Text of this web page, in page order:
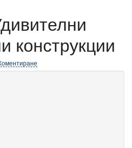
конструкции